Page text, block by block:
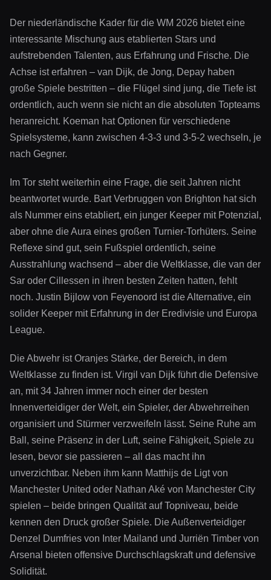
Der niederländische Kader für die WM 2026 bietet eine
interessante Mischung aus etablierten Stars und
aufstrebenden Talenten, aus Erfahrung und Frische. Die
Achse ist erfahren – van Dijk, de Jong, Depay haben
große Spiele bestritten – die Flügel sind jung, die Tiefe ist
ordentlich, auch wenn sie nicht an die absoluten Topteams
heranreicht. Koeman hat Optionen für verschiedene
Spielsysteme, kann zwischen 4-3-3 und 3-5-2 wechseln, je
nach Gegner.
Im Tor steht weiterhin eine Frage, die seit Jahren nicht
beantwortet wurde. Bart Verbruggen von Brighton hat sich
als Nummer eins etabliert, ein junger Keeper mit Potenzial,
aber ohne die Aura eines großen Turnier-Torhüters. Seine
Reflexe sind gut, sein Fußspiel ordentlich, seine
Ausstrahlung wachsend – aber die Weltklasse, die van der
Sar oder Cillessen in ihren besten Zeiten hatten, fehlt
noch. Justin Bijlow von Feyenoord ist die Alternative, ein
solider Keeper mit Erfahrung in der Eredivisie und Europa
League.
Die Abwehr ist Oranjes Stärke, der Bereich, in dem
Weltklasse zu finden ist. Virgil van Dijk führt die Defensive
an, mit 34 Jahren immer noch einer der besten
Innenverteidiger der Welt, ein Spieler, der Abwehrreihen
organisiert und Stürmer verzweifeln lässt. Seine Ruhe am
Ball, seine Präsenz in der Luft, seine Fähigkeit, Spiele zu
lesen, bevor sie passieren – all das macht ihn
unverzichtbar. Neben ihm kann Matthijs de Ligt von
Manchester United oder Nathan Aké von Manchester City
spielen – beide bringen Qualität auf Topniveau, beide
kennen den Druck großer Spiele. Die Außenverteidiger
Denzel Dumfries von Inter Mailand und Jurriën Timber von
Arsenal bieten offensive Durchschlagskraft und defensive
Solidität.